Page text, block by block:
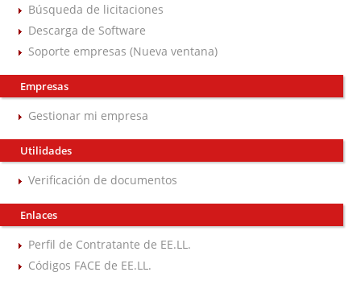
Búsqueda de licitaciones
Descarga de Software
Soporte empresas (Nueva ventana)
Empresas
Gestionar mi empresa
Utilidades
Verificación de documentos
Enlaces
Perfil de Contratante de EE.LL.
Códigos FACE de EE.LL.